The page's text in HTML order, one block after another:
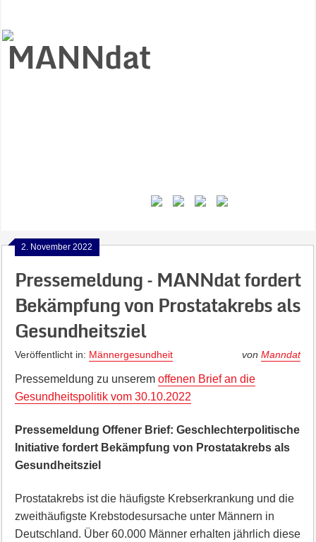
2. November 2022
Pressemeldung – MANNdat fordert
Bekämpfung von Prostatakrebs als
Gesundheitsziel
Veröffentlicht in: Männergesundheit vonManndat
Pressemeldung zu unserem offenen Brief an die
Gesundheitspolitik vom 30.10.2022
Pressemeldung Offener Brief: Geschlechterpolitische
Initiative fordert Bekämpfung von Prostatakrebs als
Gesundheitsziel
Prostatakrebs ist die häufigste Krebserkrankung und die
zweithäufigste Krebstodesursache unter Männern in
Deutschland. Über 60.000 Männer erhalten jährlich diese